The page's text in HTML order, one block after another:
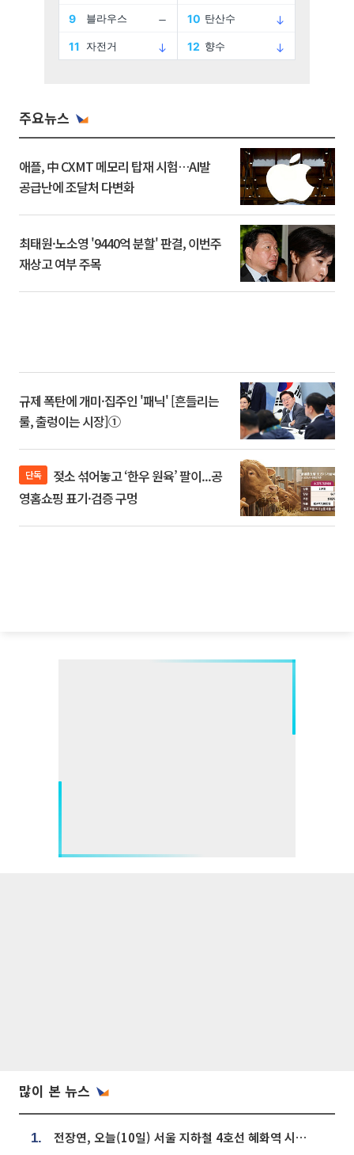
주요뉴스
애플, 中 CXMT 메모리 탑재 시험…AI발
공급난에 조달처 다변화
최태원·노소영 '9440억 분할' 판결, 이번주
재상고 여부 주목
규제 폭탄에 개미·집주인 '패닉' [흔들리는
룰, 출렁이는 시장]①
단독
영홈쇼핑 표기·검증 구멍
많이 본 뉴스
1. 전장연, 오늘(10일) 서울 지하철 4호선 혜화역 시위…1호선 용산역 무정차